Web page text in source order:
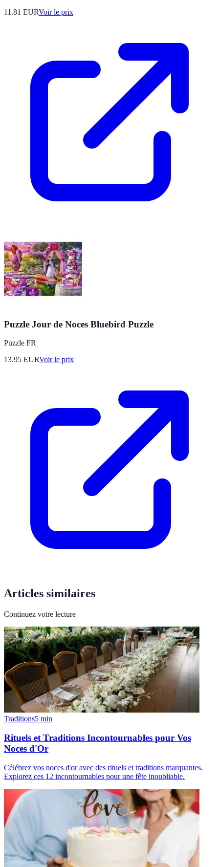
11.81 EURVoir le prix
Puzzle Jour de Noces Bluebird Puzzle
Puzzle FR
13.95 EURVoir le prix
Articles similaires
Continuez votre lecture
Traditions5 min
Rituels et Traditions Incontournables pour Vos
Noces d'Or
Célébrez vos noces d'or avec des rituels et traditions marquantes.
Explorez ces 12 incontournables pour une fête inoubliable.